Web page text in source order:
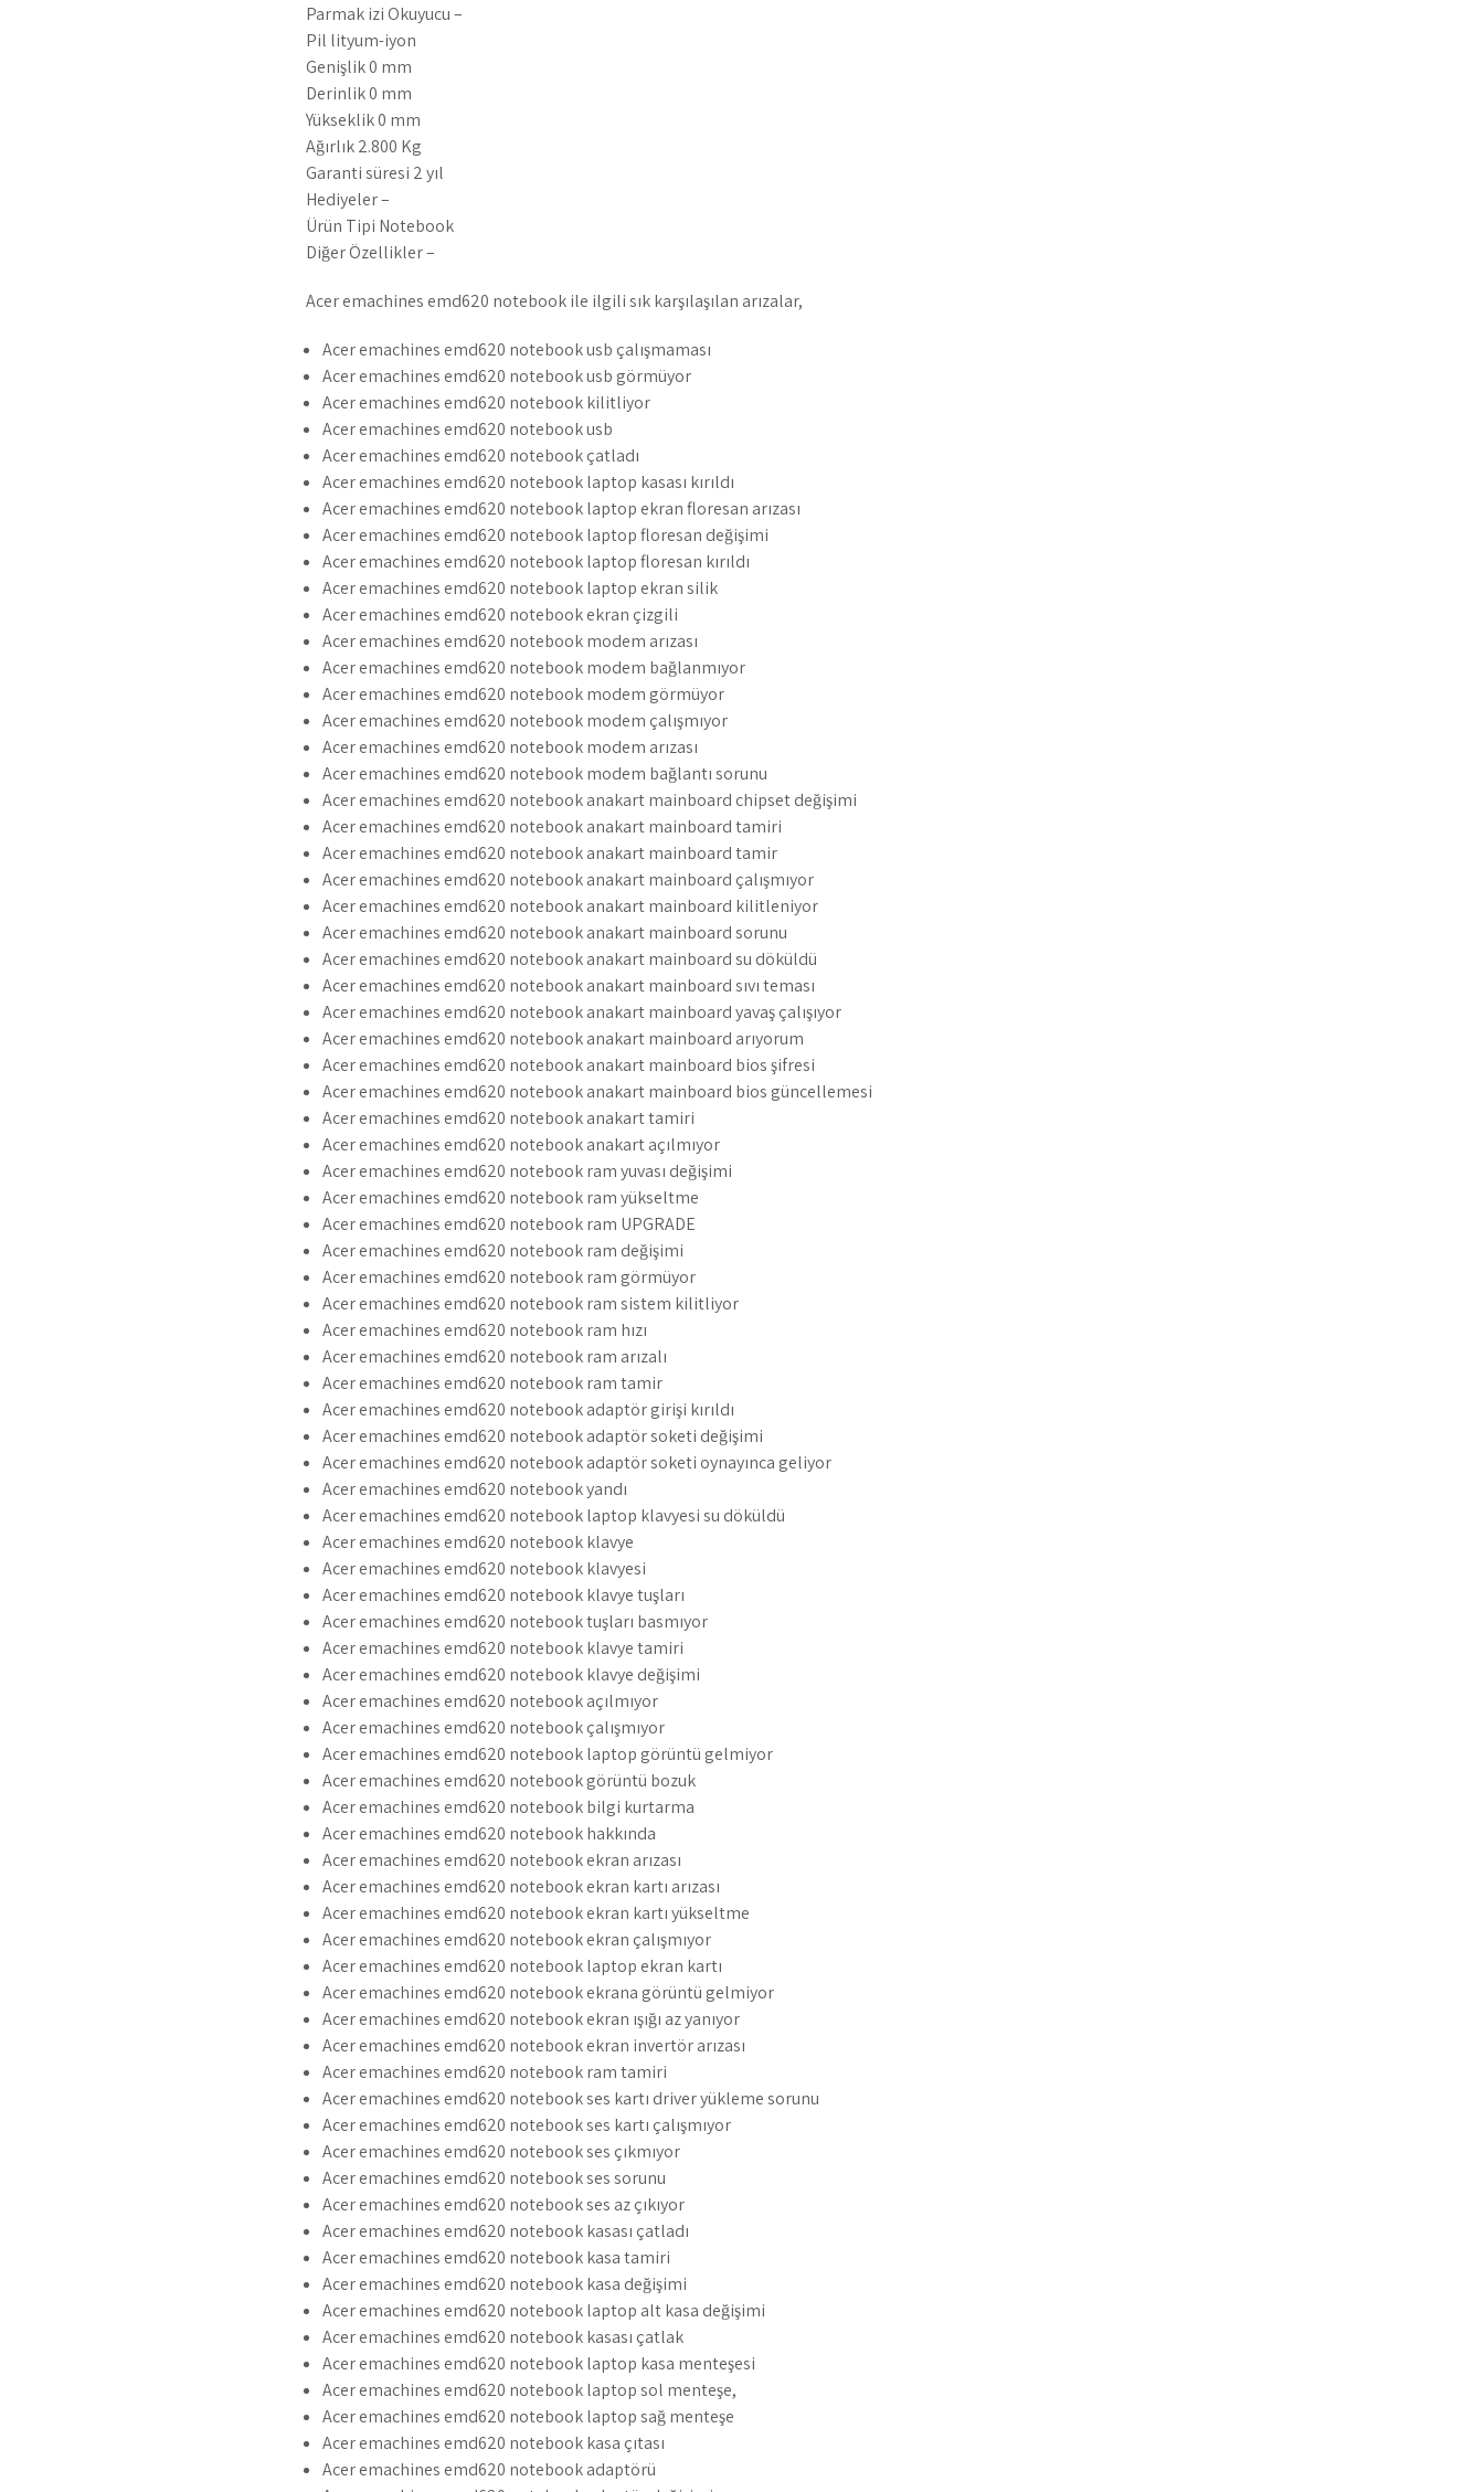
Parmak izi Okuyucu –
Pil lityum-iyon
Genişlik 0 mm
Derinlik 0 mm
Yükseklik 0 mm
Ağırlık 2.800 Kg
Garanti süresi 2 yıl
Hediyeler –
Ürün Tipi Notebook
Diğer Özellikler –
Acer emachines emd620 notebook ile ilgili sık karşılaşılan arızalar,
Acer emachines emd620 notebook usb çalışmaması
Acer emachines emd620 notebook usb görmüyor
Acer emachines emd620 notebook kilitliyor
Acer emachines emd620 notebook usb
Acer emachines emd620 notebook çatladı
Acer emachines emd620 notebook laptop kasası kırıldı
Acer emachines emd620 notebook laptop ekran floresan arızası
Acer emachines emd620 notebook laptop floresan değişimi
Acer emachines emd620 notebook laptop floresan kırıldı
Acer emachines emd620 notebook laptop ekran silik
Acer emachines emd620 notebook ekran çizgili
Acer emachines emd620 notebook modem arızası
Acer emachines emd620 notebook modem bağlanmıyor
Acer emachines emd620 notebook modem görmüyor
Acer emachines emd620 notebook modem çalışmıyor
Acer emachines emd620 notebook modem arızası
Acer emachines emd620 notebook modem bağlantı sorunu
Acer emachines emd620 notebook anakart mainboard chipset değişimi
Acer emachines emd620 notebook anakart mainboard tamiri
Acer emachines emd620 notebook anakart mainboard tamir
Acer emachines emd620 notebook anakart mainboard çalışmıyor
Acer emachines emd620 notebook anakart mainboard kilitleniyor
Acer emachines emd620 notebook anakart mainboard sorunu
Acer emachines emd620 notebook anakart mainboard su döküldü
Acer emachines emd620 notebook anakart mainboard sıvı teması
Acer emachines emd620 notebook anakart mainboard yavaş çalışıyor
Acer emachines emd620 notebook anakart mainboard arıyorum
Acer emachines emd620 notebook anakart mainboard bios şifresi
Acer emachines emd620 notebook anakart mainboard bios güncellemesi
Acer emachines emd620 notebook anakart tamiri
Acer emachines emd620 notebook anakart açılmıyor
Acer emachines emd620 notebook ram yuvası değişimi
Acer emachines emd620 notebook ram yükseltme
Acer emachines emd620 notebook ram UPGRADE
Acer emachines emd620 notebook ram değişimi
Acer emachines emd620 notebook ram görmüyor
Acer emachines emd620 notebook ram sistem kilitliyor
Acer emachines emd620 notebook ram hızı
Acer emachines emd620 notebook ram arızalı
Acer emachines emd620 notebook ram tamir
Acer emachines emd620 notebook adaptör girişi kırıldı
Acer emachines emd620 notebook adaptör soketi değişimi
Acer emachines emd620 notebook adaptör soketi oynayınca geliyor
Acer emachines emd620 notebook yandı
Acer emachines emd620 notebook laptop klavyesi su döküldü
Acer emachines emd620 notebook klavye
Acer emachines emd620 notebook klavyesi
Acer emachines emd620 notebook klavye tuşları
Acer emachines emd620 notebook tuşları basmıyor
Acer emachines emd620 notebook klavye tamiri
Acer emachines emd620 notebook klavye değişimi
Acer emachines emd620 notebook açılmıyor
Acer emachines emd620 notebook çalışmıyor
Acer emachines emd620 notebook laptop görüntü gelmiyor
Acer emachines emd620 notebook görüntü bozuk
Acer emachines emd620 notebook bilgi kurtarma
Acer emachines emd620 notebook hakkında
Acer emachines emd620 notebook ekran arızası
Acer emachines emd620 notebook ekran kartı arızası
Acer emachines emd620 notebook ekran kartı yükseltme
Acer emachines emd620 notebook ekran çalışmıyor
Acer emachines emd620 notebook laptop ekran kartı
Acer emachines emd620 notebook ekrana görüntü gelmiyor
Acer emachines emd620 notebook ekran ışığı az yanıyor
Acer emachines emd620 notebook ekran invertör arızası
Acer emachines emd620 notebook ram tamiri
Acer emachines emd620 notebook ses kartı driver yükleme sorunu
Acer emachines emd620 notebook ses kartı çalışmıyor
Acer emachines emd620 notebook ses çıkmıyor
Acer emachines emd620 notebook ses sorunu
Acer emachines emd620 notebook ses az çıkıyor
Acer emachines emd620 notebook kasası çatladı
Acer emachines emd620 notebook kasa tamiri
Acer emachines emd620 notebook kasa değişimi
Acer emachines emd620 notebook laptop alt kasa değişimi
Acer emachines emd620 notebook kasası çatlak
Acer emachines emd620 notebook laptop kasa menteşesi
Acer emachines emd620 notebook laptop sol menteşe,
Acer emachines emd620 notebook laptop sağ menteşe
Acer emachines emd620 notebook kasa çıtası
Acer emachines emd620 notebook adaptörü